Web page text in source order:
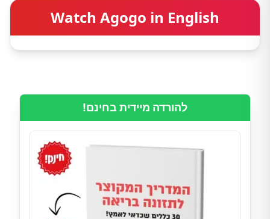
Watch Agogo in English
להורדה מיידית בחינם!